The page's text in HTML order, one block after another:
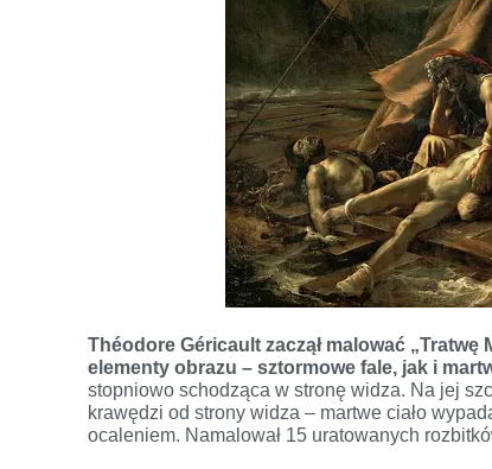
Théodore Géricault zaczął malować
elementy obrazu – sztormowe fale, jak i
stopniowo schodząca w stronę widza. Na jej
krawędzi od strony widza – martwe ciało
ocaleniem. Namalował 15 uratowanych